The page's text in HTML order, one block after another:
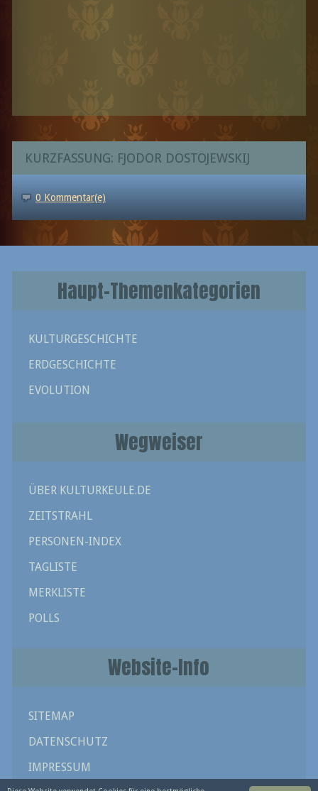
KURZFASSUNG: FJODOR DOSTOJEWSKIJ
0 Kommentar(e)
Haupt-Themenkategorien
KULTURGESCHICHTE
ERDGESCHICHTE
EVOLUTION
Wegweiser
ÜBER KULTURKEULE.DE
ZEITSTRAHL
PERSONEN-INDEX
TAGLISTE
MERKLISTE
POLLS
Website-Info
SITEMAP
DATENSCHUTZ
IMPRESSUM